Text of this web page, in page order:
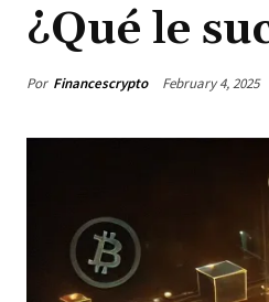
¿Qué le
Por Financescrypto February 4, 2025